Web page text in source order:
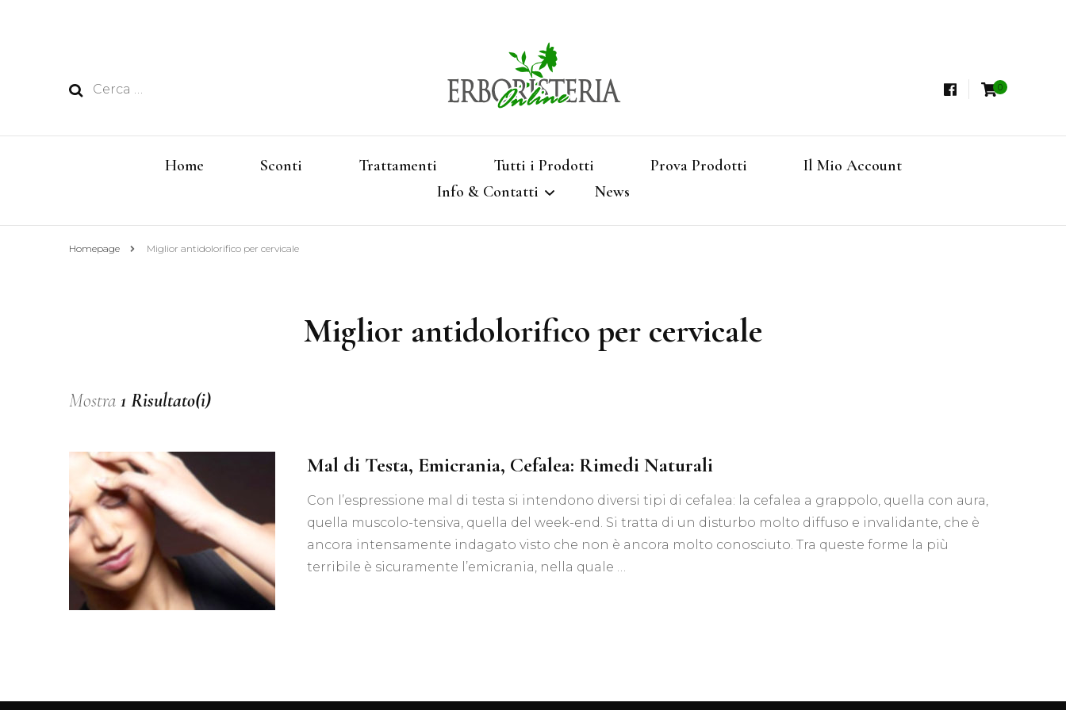
Ricerca
Erboristeria
Shop Online
Tisane
Vendita di Botaniche, Erbe e Spezie Officinali, Tisane Terapeutiche Esclusive, Tè Pregiati
0
Home Sconti Trattamenti Tutti i Prodotti Prova Prodotti
Il Mio Account
Info & Contatti
Privacy e Cookies
Richiedi Informazioni
News
Homepage Miglior antidolorifico per cervicale
Miglior antidolorifico per cervicale
Mostra 1 Risultato(i)
Mal di Testa, Emicrania, Cefalea: Rimedi Naturali
Con l’espressione mal di testa si intendono diversi tipi di cefalea: la cefalea a grappolo, quella con aura,
quella muscolo-tensiva, quella del week-end. Si tratta di un disturbo molto diffuso e invalidante, che è
ancora intensamente indagato visto che non è ancora molto conosciuto. Tra queste forme la più
terribile è sicuramente l’emicrania, nella quale …